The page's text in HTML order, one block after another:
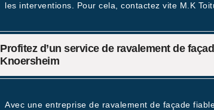
les interventions. Pour cela, contactez vite M.K
Profitez d’un service de ravalement de
Knoersheim
Avec une entreprise de ravalement de façade